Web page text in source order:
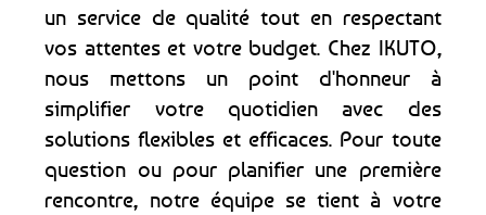
un service de qualité tout en respectant
vos attentes et votre budget. Chez IKUTO,
nous mettons un point d'honneur à
simplifier votre quotidien avec des
solutions flexibles et efficaces. Pour toute
question ou pour planifier une première
rencontre, notre équipe se tient à votre